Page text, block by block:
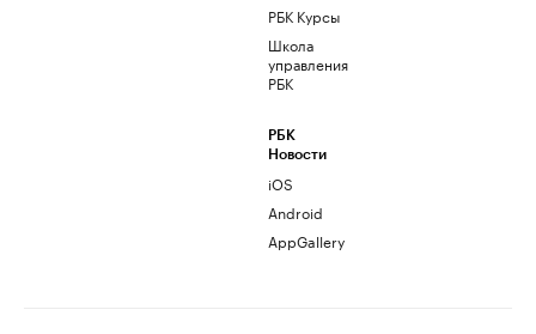
РБК Курсы
Школа
управления
РБК
РБК
Новости
iOS
Android
AppGallery